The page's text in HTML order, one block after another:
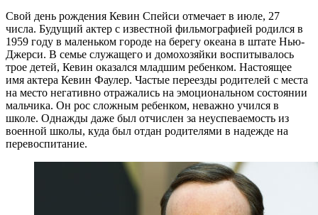
Свой день рождения Кевин Спейси отмечает в июле, 27
числа. Будущий актер с известной фильмографией родился в
1959 году в маленьком городе на берегу океана в штате Нью-
Джерси. В семье служащего и домохозяйки воспитывалось
трое детей, Кевин оказался младшим ребенком. Настоящее
имя актера Кевин Фаулер. Частые переезды родителей с места
на место негативно отражались на эмоциональном состоянии
мальчика. Он рос сложным ребенком, неважно учился в
школе. Однажды даже был отчислен за неуспеваемость из
военной школы, куда был отдан родителями в надежде на
перевоспитание.